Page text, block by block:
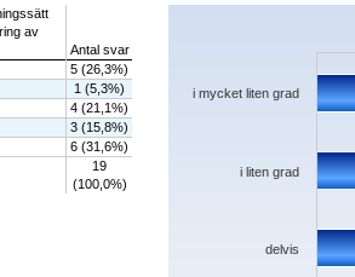
av
Antal svar
5 (26,3%)
1 (5,3%)
4 (21,1%)
3 (15,8%)
6 (31,6%)
19
(100,0%)
Chart
The chart has 1 X axis
The chart has 1 Y axis
delvis
i liten grad
i mycket liten grad